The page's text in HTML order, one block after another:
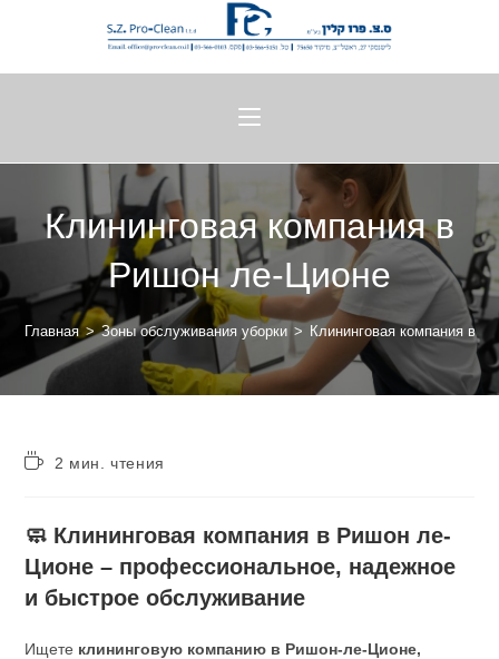
Клининговая компания в
Ришон ле-Ционе
Главная > Зоны обслуживания уборки > Клининговая компания в
2 мин. чтения
🧼 Клининговая компания в Ришон ле-
Ционе – профессиональное, надежное
и быстрое обслуживание
Ищете клининговую компанию в Ришон-ле-Ционе,